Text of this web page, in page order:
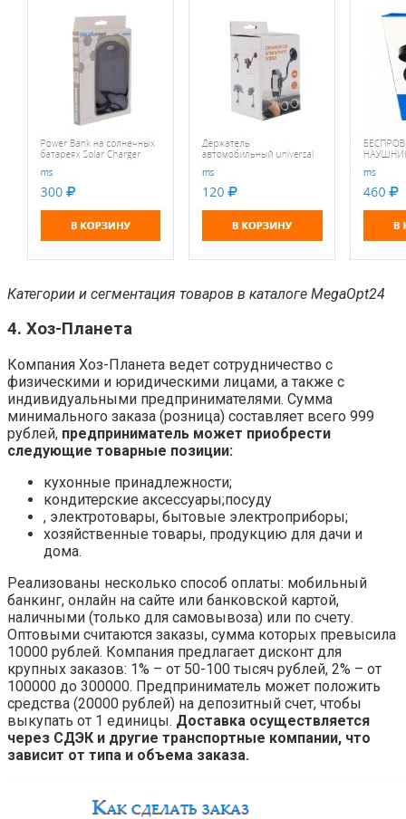
Категории и сегментация товаров в каталоге MegaOpt24
4. Хоз-Планета
Компания Хоз-Планета ведет сотрудничество с
физическими и юридическими лицами, а также с
индивидуальными предпринимателями. Сумма
минимального заказа (розница) составляет всего 999
рублей, предприниматель может приобрести
следующие товарные позиции:
кухонные принадлежности;
кондитерские аксессуары;посуду
, электротовары, бытовые электроприборы;
хозяйственные товары, продукцию для дачи и
дома.
Реализованы несколько способ оплаты: мобильный
банкинг, онлайн на сайте или банковской картой,
наличными (только для самовывоза) или по счету.
Оптовыми считаются заказы, сумма которых превысила
10000 рублей. Компания предлагает дисконт для
крупных заказов: 1% – от 50-100 тысяч рублей, 2% – от
100000 до 300000. Предприниматель может положить
средства (20000 рублей) на депозитный счет, чтобы
выкупать от 1 единицы. Доставка осуществляется
через СДЭК и другие транспортные компании, что
зависит от типа и объема заказа.